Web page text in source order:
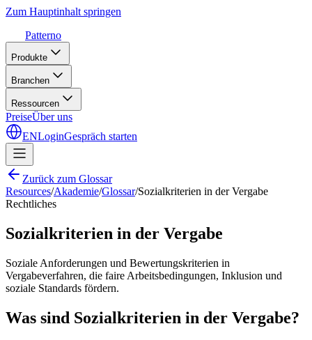
Zum Hauptinhalt springen
Patterno
Produkte
Branchen
Ressourcen
PreiseÜber uns
ENLoginGespräch starten
Zurück zum Glossar
Resources/Akademie/Glossar/Sozialkriterien in der Vergabe
Rechtliches
Sozialkriterien in der Vergabe
Soziale Anforderungen und Bewertungskriterien in
Vergabeverfahren, die faire Arbeitsbedingungen, Inklusion und
soziale Standards fördern.
Was sind Sozialkriterien in der Vergabe?